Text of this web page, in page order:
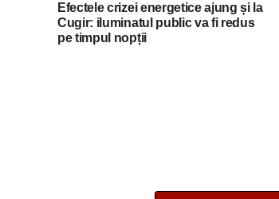
Efectele crizei energetice ajung și la
Cugir: iluminatul public va fi redus
pe timpul nopții